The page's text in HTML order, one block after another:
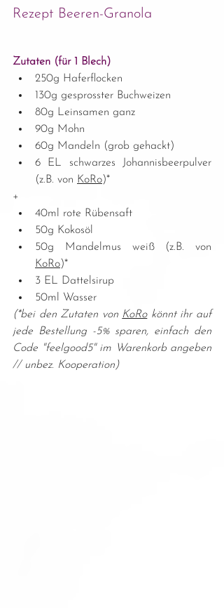
Rezept Beeren-Granola
Zutaten (für 1 Blech)
250g Haferflocken
130g gesprosster Buchweizen
80g Leinsamen ganz
90g Mohn
60g Mandeln (grob gehackt)
6 EL schwarzes Johannisbeerpulver
(z.B. von KoRo)*
+
40ml rote Rübensaft
50g Kokosöl
KoRo)*
3 EL Dattelsirup
50ml Wasser
(*bei den Zutaten von KoRo könnt ihr auf
jede Bestellung -5% sparen, einfach den
Code "feelgood5" im Warenkorb angeben
// unbez. Kooperation)